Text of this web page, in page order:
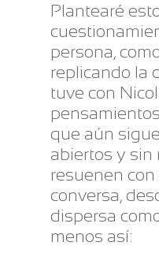
Plantearé
persona,
replicando la
tuve con
que aún
abiertos y sin
resuenen
conversa,
dispersa
menos así: